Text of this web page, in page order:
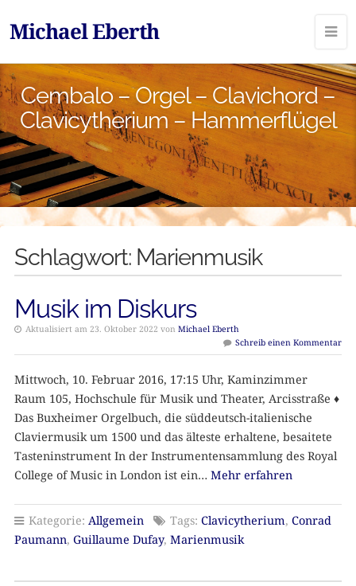
Michael Eberth
Cembalo – Orgel – Clavichord –
Clavicytherium – Hammerflügel
Schlagwort: Marienmusik
Musik im Diskurs
Aktualisiert am 23. Oktober 2022 von Michael Eberth
Schreib einen Kommentar
Mittwoch, 10. Februar 2016, 17:15 Uhr, Kaminzimmer
Raum 105, Hochschule für Musik und Theater, Arcisstraße ♦
Das Buxheimer Orgelbuch, die süddeutsch-italienische
Claviermusik um 1500 und das älteste erhaltene, besaitete
Tasteninstrument In der Instrumentensammlung des Royal
College of Music in London ist ein… Mehr erfahren
Kategorie: Allgemein Tags: Clavicytherium, Conrad
Paumann, Guillaume Dufay, Marienmusik